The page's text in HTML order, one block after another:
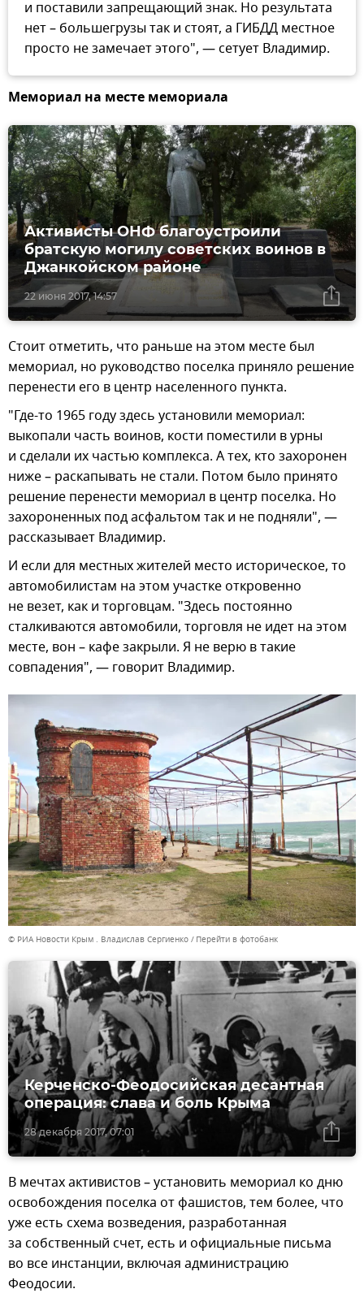
и поставили запрещающий знак. Но результата
нет – большегрузы так и стоят, а ГИБДД местное
просто не замечает этого", — сетует Владимир.
Мемориал на месте мемориала
22 июня 2017, 14:57
Активисты ОНФ благоустроили
братскую могилу советских воинов в
Джанкойском районе
Стоит отметить, что раньше на этом месте был
мемориал, но руководство поселка приняло решение
перенести его в центр населенного пункта.
"Где-то 1965 году здесь установили мемориал:
выкопали часть воинов, кости поместили в урны
и сделали их частью комплекса. А тех, кто захоронен
ниже – раскапывать не стали. Потом было принято
решение перенести мемориал в центр поселка. Но
захороненных под асфальтом так и не подняли", —
рассказывает Владимир.
И если для местных жителей место историческое, то
автомобилистам на этом участке откровенно
не везет, как и торговцам. "Здесь постоянно
сталкиваются автомобили, торговля не идет на этом
месте, вон – кафе закрыли. Я не верю в такие
совпадения", — говорит Владимир.
© РИА Новости Крым . Владислав Сергиенко Перейти в фотобанк
28 декабря 2017, 07:01
Керченско-Феодосийская десантная
операция: слава и боль Крыма
В мечтах активистов – установить мемориал ко дню
освобождения поселка от фашистов, тем более, что
уже есть схема возведения, разработанная
за собственный счет, есть и официальные письма
во все инстанции, включая администрацию
Феодосии.